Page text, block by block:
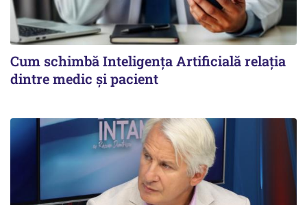
Cum schimbă Inteligența Artificială relația
dintre medic și pacient